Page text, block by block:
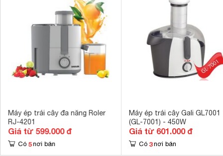
Máy ép trái cây đa năng Roler
RJ-4201
Giá từ 599.000 đ
Có 5 nơi bán
Máy ép trái cây Gali GL7001
(GL-7001) - 450W
Giá từ 601.000 đ
Có 3 nơi bán